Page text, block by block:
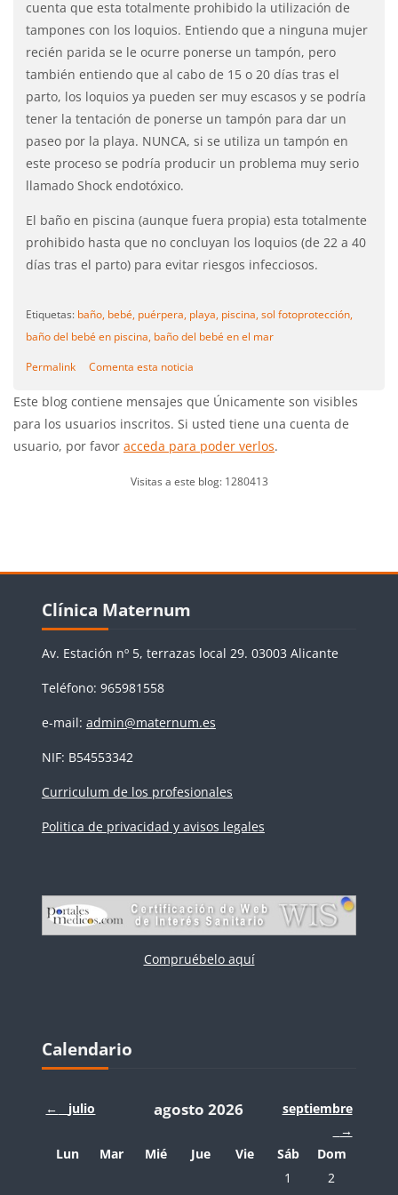
cuenta que esta totalmente prohibido la utilización de
tampones con los loquios. Entiendo que a ninguna mujer
recién parida se le ocurre ponerse un tampón, pero
también entiendo que al cabo de 15 o 20 días tras el
parto, los loquios ya pueden ser muy escasos y se podría
tener la tentación de ponerse un tampón para dar un
paseo por la playa. NUNCA, si se utiliza un tampón en
este proceso se podría producir un problema muy serio
llamado Shock endotóxico.
El baño en piscina (aunque fuera propia) esta totalmente
prohibido hasta que no concluyan los loquios (de 22 a 40
días tras el parto) para evitar riesgos infecciosos.
Etiquetas: baño, bebé, puérpera, playa, piscina, sol fotoprotección,
baño del bebé en piscina, baño del bebé en el mar
Permalink Comenta esta noticia
Este blog contiene mensajes que Únicamente son visibles
para los usuarios inscritos. Si usted tiene una cuenta de
usuario, por favor acceda para poder verlos.
Visitas a este blog: 1280413
Bloques
Clínica Maternum
Av. Estación nº 5, terrazas local 29. 03003 Alicante
Teléfono: 965981558
e-mail: admin@maternum.es
NIF: B54553342
Curriculum de los profesionales
Politica de privacidad y avisos legales
Compruébelo aquí
Bloques
Calendario
← julio agosto 2026
septiembre
→
Lunes
Lun Martes
Mar Miércoles
Mié Jueves
Jue Viernes
Vie Sábado
Sáb Domingo
Dom
Sin eventos,
1 Sin
2